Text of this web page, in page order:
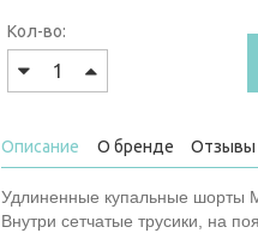
Кол-во:
Описание О бренде Отзывы
Удлиненные купальные шорты
Внутри сетчатые трусики, на